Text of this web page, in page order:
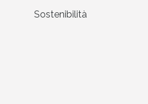
Sostenibilità